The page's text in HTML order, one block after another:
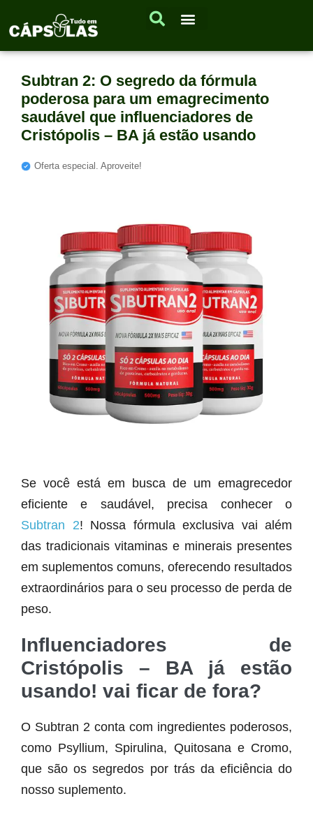
Subtran 2: O segredo da fórmula
poderosa para um emagrecimento
saudável que influenciadores de
Cristópolis – BA já estão usando
Oferta especial. Aproveite!
Se você está em busca de um emagrecedor
eficiente e saudável, precisa conhecer o
Subtran 2! Nossa fórmula exclusiva vai além
das tradicionais vitaminas e minerais presentes
em suplementos comuns, oferecendo resultados
extraordinários para o seu processo de perda de
peso.
Influenciadores de
Cristópolis – BA já estão
usando! vai ficar de fora?
O Subtran 2 conta com ingredientes poderosos,
como Psyllium, Spirulina, Quitosana e Cromo,
que são os segredos por trás da eficiência do
nosso suplemento.